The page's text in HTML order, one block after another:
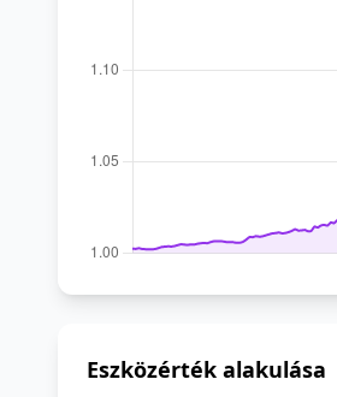
Eszközérték alakulása